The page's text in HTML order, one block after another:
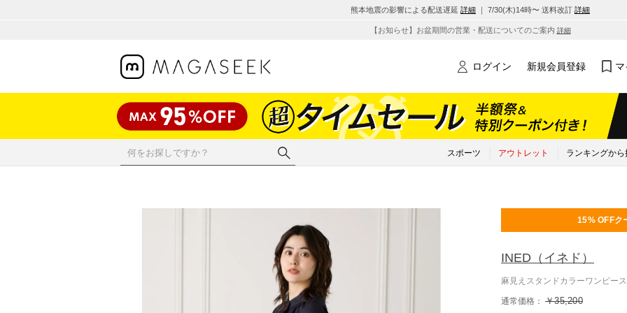
熊本地震の影響による配送遅延 詳細 ｜ 7/30(木)14時〜 送料改訂 詳細
【お知らせ】お盆期間の営業・配送についてのご案内 詳細
ログイン 新規会員登録
スポーツ アウトレット ランキングから
15% OFFク
INED （イネド）
麻見えスタンドカラーワンピー
通常価格： ￥35,200